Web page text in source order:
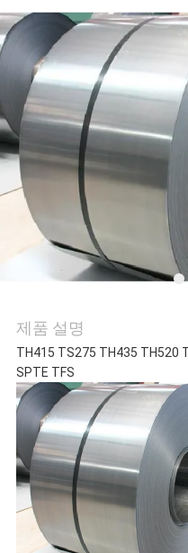
관
리
문
의
하
기
식
케
이
스
제품 설명
TH415 TS275 TH435 TH520
SPTE TFS